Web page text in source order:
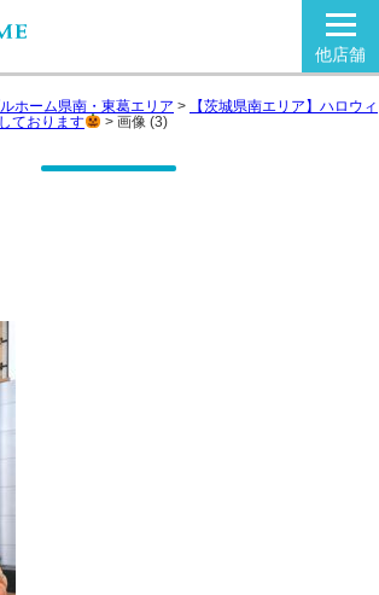
他店舗
ホーム県南・東葛エリア >
【茨城県南エリア】ハロウィ
ております
> 画像 (3)